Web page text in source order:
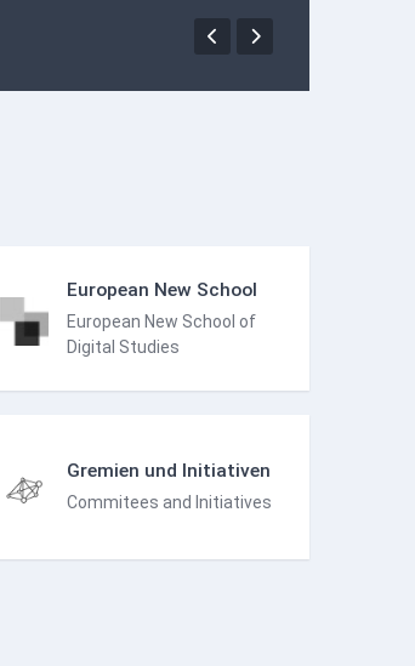
European New School
European New School of
Digital Studies
Gremien und Initiativen
Commitees and Initiatives